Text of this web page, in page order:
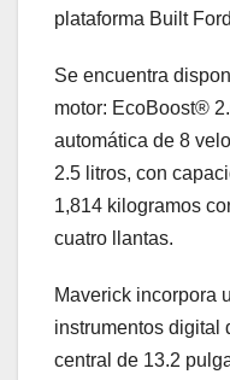
plataforma Built
Se encuentra
motor: EcoBoost®
automática de 8
2.5 litros, con
1,814 kilogramos
cuatro llantas.
Maverick incorpora
instrumentos digital
central de 13.2